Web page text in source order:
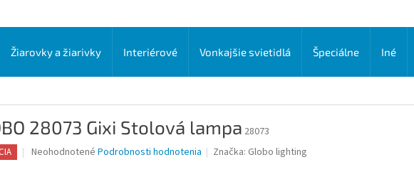
Žiarovky a žiarivky Interiérové Vonkajšie svietidlá Špeciálne Iné
28073 Gixi Stolová lampa 28073
Priemerné
Neohodnotené Podrobnosti hodnotenia Značka: Globo lighting